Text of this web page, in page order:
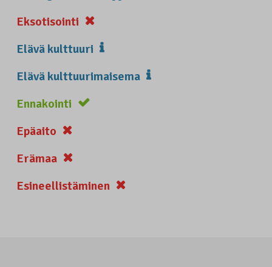
Eksotisointi
Elävä kulttuuri
Elävä kulttuurimaisema
Ennakointi
Epäaito
Erämaa
Esineellistäminen